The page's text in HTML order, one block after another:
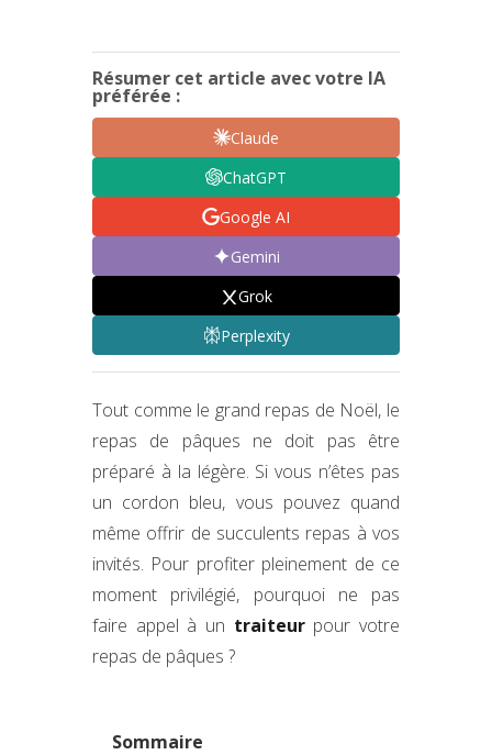
Résumer cet article avec votre IA
préférée :
Claude
ChatGPT
Google AI
Gemini
Grok
Perplexity
Tout comme le grand repas de Noël, le
repas de pâques ne doit pas être
préparé à la légère. Si vous n’êtes pas
un cordon bleu, vous pouvez quand
même offrir de succulents repas à vos
invités. Pour profiter pleinement de ce
moment privilégié, pourquoi ne pas
faire appel à un traiteurpour votre
repas de pâques ?
Sommaire